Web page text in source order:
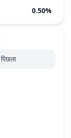
0.50%
पिछला